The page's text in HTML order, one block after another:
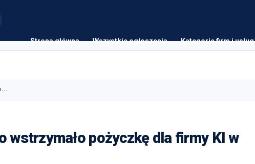
Strona główna Wszystkie ogłoszenia Kategorie firm i usług
wstrzymało pożyczkę dla firmy KI w